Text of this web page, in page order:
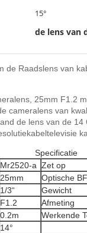
15°
de lens van
de Raadslens van
25mm F1.2
cameralens van
de lens van de 14
Specificatie
Mr2520-a Zet op
25mm Optische
1/3“ Gewicht
F1.2 Afmeting
0.2m Werkende
14°